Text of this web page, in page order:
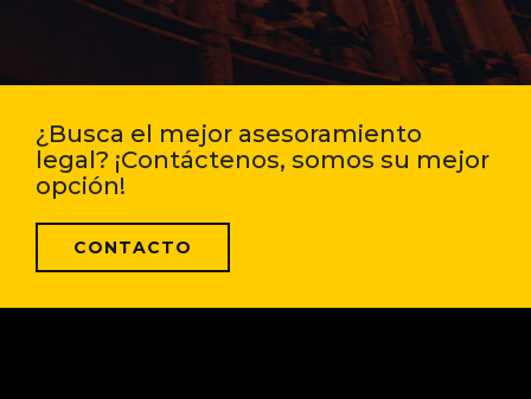
¿Busca el mejor asesoramiento
legal? ¡Contáctenos, somos su mejor
opción!
CONTACTO